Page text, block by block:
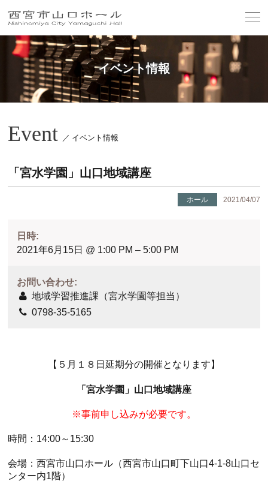
イベント情報
Event ／ イベント情報
「宮水学園」山口地域講座
ホール 2021/04/07
日時:
2021年6月15日 @ 1:00 PM – 5:00 PM
お問い合わせ:
地域学習推進課（宮水学園等担当）
0798-35-5165
【５月１８日延期分の開催となります】
「宮水学園」山口地域講座
※事前申し込みが必要です。
時間：14:00～15:30
会場：西宮市山口ホール（西宮市山口町下山口4-1-8山口セ
ンター内1階）